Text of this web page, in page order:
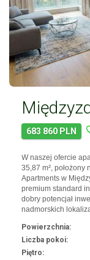
683 860 PLN
W naszej ofercie
35,87 m²,
Apartments w
premium standard
dobry potencjał
nadmorskich
Powierzchnia:
Liczba pokoi:
Piętro: